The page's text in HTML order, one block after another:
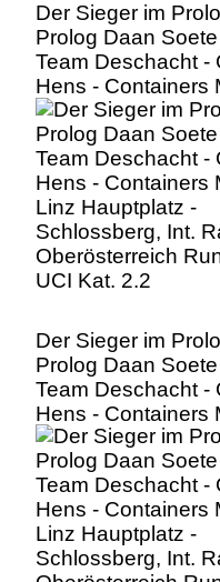
Der Sieger im
Prolog Daan
Team Deschacht -
Hens - Containers
Linz Hauptplatz -
Schlossberg, Int.
Oberösterreich
UCI Kat. 2.2
Der Sieger im
Prolog Daan
Team Deschacht -
Hens - Containers
Linz Hauptplatz -
Schlossberg, Int.
Oberösterreich
UCI Kat. 2.2